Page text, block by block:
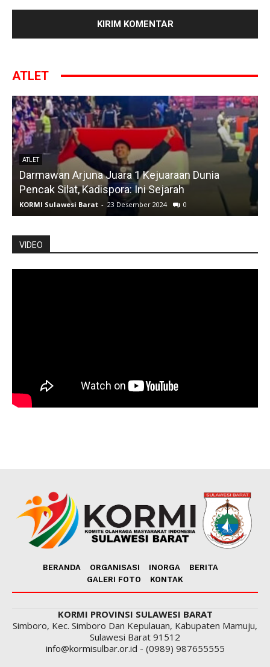
ATLET
ATLET
Darmawan Arjuna Juara 1 Kejuaraan Dunia
Pencak Silat, Kadispora: Ini Sejarah
KORMI Sulawesi Barat - 23 Desember 2024 0
VIDEO
BERANDA ORGANISASI INORGA
BERITA
GALERI FOTO
KONTAK
KORMI PROVINSI SULAWESI BARAT
Simboro, Kec. Simboro Dan Kepulauan, Kabupaten Mamuju,
Sulawesi Barat 91512
info@kormisulbar.or.id - (0989) 987655555